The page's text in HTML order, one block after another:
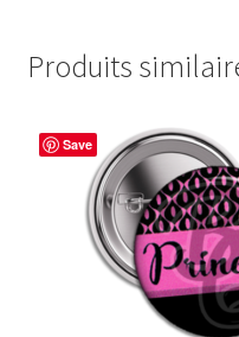
Produits
Save